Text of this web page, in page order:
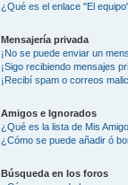
¿Qué es el enlace "El
Mensajería privada
¡No se puede enviar un
¡Sigo recibiendo mensajes
¡Recibí spam o correos
Amigos e Ignorados
¿Qué es la lista de Mis
¿Cómo se puede añadir ó
Búsqueda en los foros